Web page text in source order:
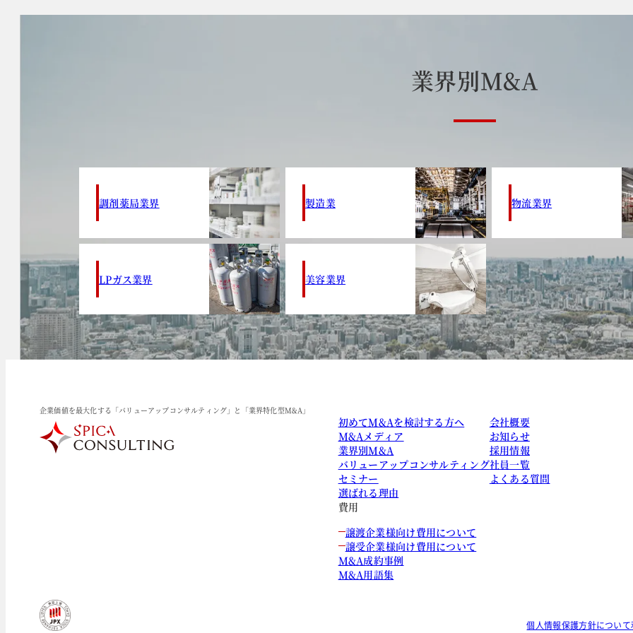
業界別M&A
調剤薬局業界 製造業 物流業界
LPガス業界 美容業界
企業価値を最大化する「バリューアップコンサルティング」と「業界特化型M&A」
初めてM&Aを検討する方へ
M&Aメディア
業界別M&A
バリューアップコンサルティング
セミナー
選ばれる理由
費用
譲渡企業様向け費用について
譲受企業様向け費用について
M&A成約事例
M&A用語集
会社概要
お知らせ
採用情報
社員一覧
よくある質問
個人情報保護方針について